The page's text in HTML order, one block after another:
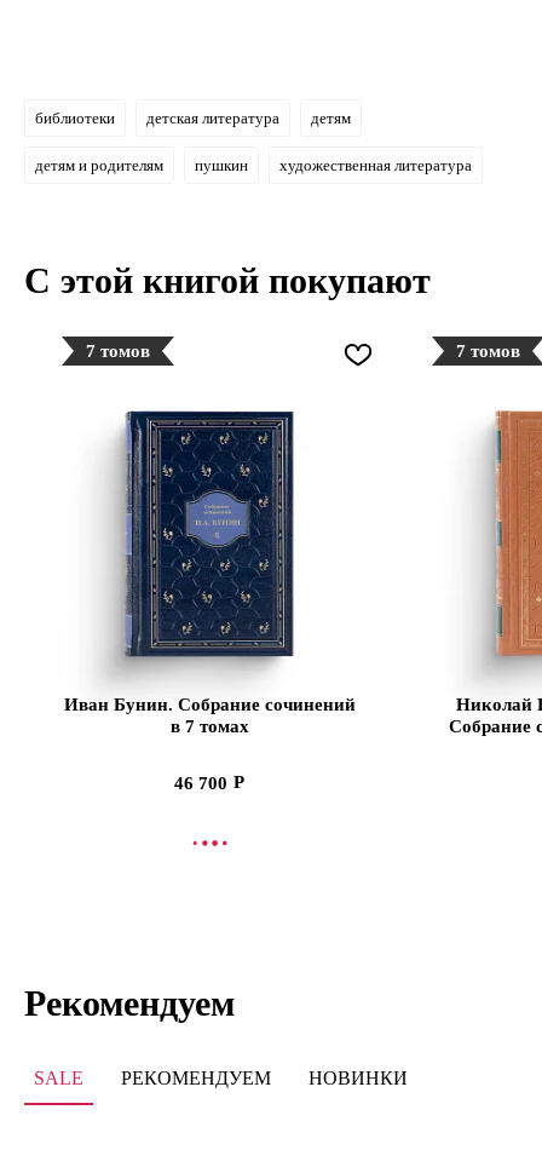
библиотеки детская литература детям
детям и родителям пушкин художественная литература
С этой книгой покупают
7 томов
Иван Бунин. Собрание сочинений
в 7 томах
46 700
В КОРЗИНУ
7 томов
Николай
Собрание
Рекомендуем
SALE РЕКОМЕНДУЕМ НОВИНКИ